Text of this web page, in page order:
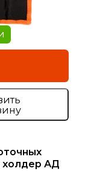
холдер АД